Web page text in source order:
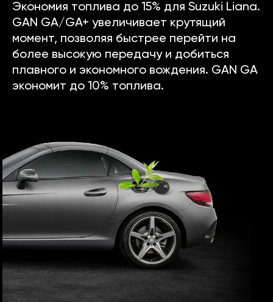
Экономия топлива до 15% для Suzuki Liana.
GAN GA/GA+ увеличивает крутящий
момент, позволяя быстрее перейти на
более высокую передачу и добиться
плавного и экономного вождения. GAN GA
экономит до 10% топлива.